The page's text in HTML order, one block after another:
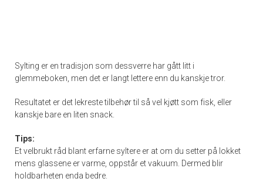
Sylting er en tradisjon som dessverre har gått litt i
glemmeboken, men det er langt lettere enn du kanskje tror.
Resultatet er det lekreste tilbehør til så vel kjøtt som fisk, eller
kanskje bare en liten snack.
Tips:
Et velbrukt råd blant erfarne syltere er at om du setter på lokket
mens glassene er varme, oppstår et vakuum. Dermed blir
holdbarheten enda bedre.